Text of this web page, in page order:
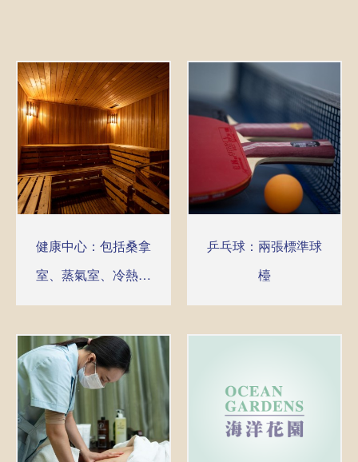
健康中心：包括桑拿
室、蒸氣室、冷熱水
按摩池、日光浴、按
摩及美容服務
乒乓球：兩張標準球
檯